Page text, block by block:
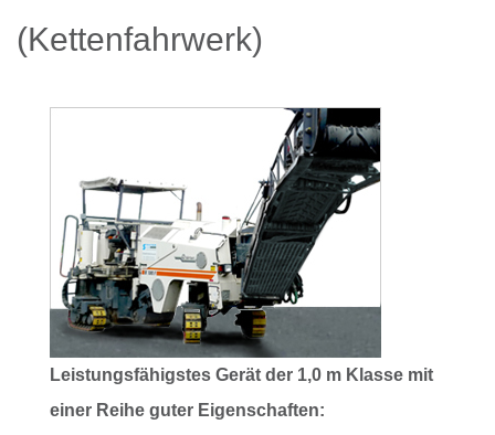
(Kettenfahrwerk)
Leistungsfähigstes Gerät der 1,0 m Klasse mit
einer Reihe guter Eigenschaften: